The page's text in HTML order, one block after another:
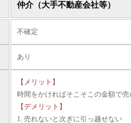
仲介（大手不動産会社等）
不確定
あり
【メリット】
時間をかければそこそこの金額で売
【デメリット】
1. 売れないと次ぎに引っ越せない